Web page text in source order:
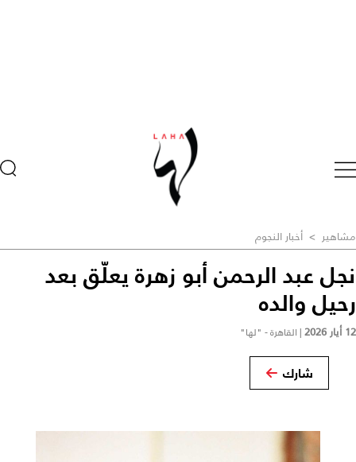
مشاهير > أخبار النجوم
نجل عبد الرحمن أبو زهرة يعلّق بعد
رحيل والده
12 أيار 2026 | القاهرة - "لها"
شارك